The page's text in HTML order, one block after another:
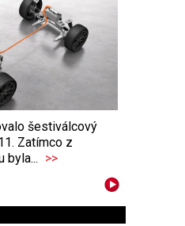
šestiválcový
Zatímco z
byla... >>